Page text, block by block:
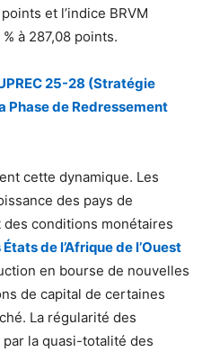
et l’indice BRVM
à 287,08 points.
25-28 (Stratégie
Phase de Redressement
cette dynamique. Les
des pays de
des conditions monétaires
de l’Afrique de l’Ouest
en bourse de nouvelles
de capital de certaines
La régularité des
la quasi-totalité des